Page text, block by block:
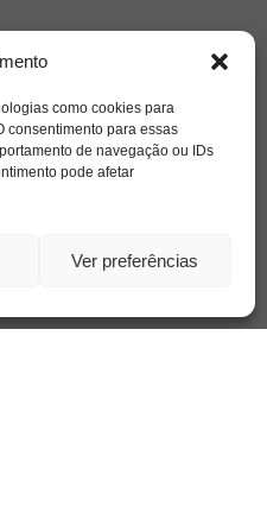
como cookies para
consentimento para essas
de navegação ou IDs
pode afetar
Ver preferências
família filme
liberdade livro
relato